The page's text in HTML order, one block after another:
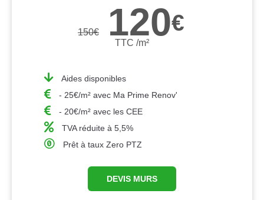
150€ 120€
TTC /m²
Aides disponibles
- 25€/m² avec Ma Prime Renov'
- 20€/m² avec les CEE
TVA réduite à 5,5%
Prêt à taux Zero PTZ
DEVIS MURS